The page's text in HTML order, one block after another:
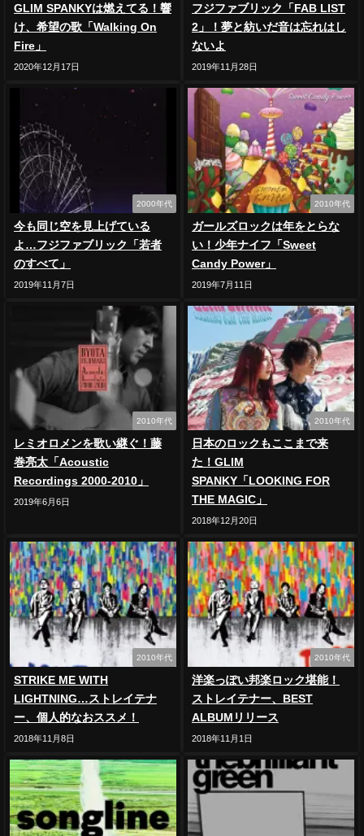
GLIM SPANKYは燃えてる！響
け、希望の歌「Walking On
Fire」
2020年12月17日
フジファブリック「FAB LIST
2」！夢と紡いだ音は忘れはし
ないよ
2019年11月28日
2000年代
今も同じ空を見上げている
よ…フジファブリック「若者
のすべて」
2019年11月7日
2010年代
ガールズロックは年をとらな
い！少年ナイフ「Sweet
Candy Power」
2019年7月11日
2010年代
レミオロメンを歌い継ぐ！藤
巻亮太「Acoustic
Recordings 2000-2010」
2019年6月6日
2010年代
日本のロックもここまで来
た！GLIM
SPANKY「LOOKING FOR
THE MAGIC」
2018年12月20日
2010年代
STRIKE ME WITH
LIGHTNING…ストレイテナ
ー、個人的なおススメ！
2018年11月8日
2010年代
洋楽っぽい邦楽ロック堪能！
ストレイテナー、BEST
ALBUMリリース
2018年11月1日